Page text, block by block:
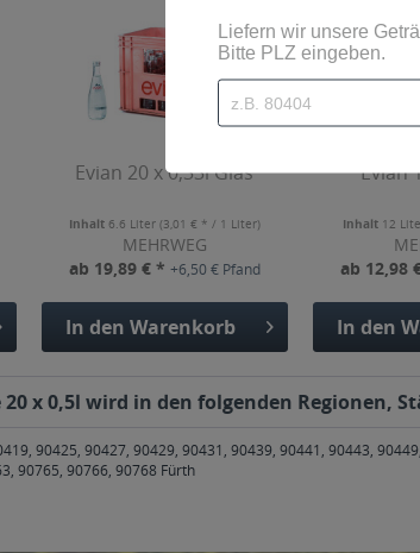
Evian 20 x 0,33l Glas
Inhalt 6.6 Liter (3,01 € * / 1 Liter)
MEHRWEG
ab 19,89 € * +6,50 € Pfand
In den Warenkorb
Evian
Inhalt 12
ab 12,98
In den
20 x 0,5l wird in den folgenden Regionen,
90425, 90427, 90429, 90431, 90439, 90441, 90443,
90765, 90766, 90768 Fürth